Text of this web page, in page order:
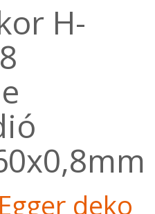
H-
Egger dekor